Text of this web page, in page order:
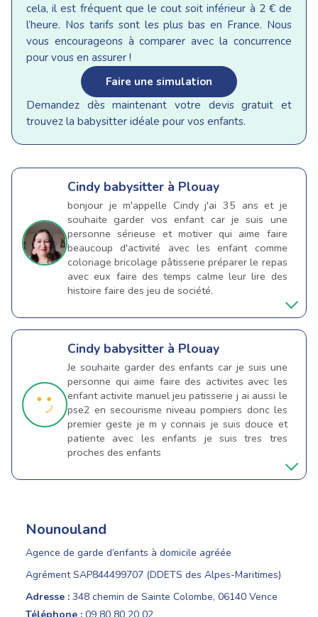
cela, il est fréquent que le cout soit inférieur à 2 € de
l’heure. Nos tarifs sont les plus bas en France. Nous
vous encourageons à comparer avec la concurrence
pour vous en assurer !
Faire une simulation
Demandez dès maintenant votre devis gratuit et
trouvez la babysitter idéale pour vos enfants.
Cindy babysitter à Plouay
bonjour je m'appelle Cindy j'ai 35 ans et je
souhaite garder vos enfant car je suis une
personne sérieuse et motiver qui aime faire
beaucoup d'activité avec les enfant comme
coloriage bricolage pâtisserie préparer le repas
avec eux faire des temps calme leur lire des
histoire faire des jeu de société.
Cindy babysitter à Plouay
Je souhaite garder des enfants car je suis une
personne qui aime faire des activites avec les
enfant activite manuel jeu patisserie j ai aussi le
pse2 en secourisme niveau pompiers donc les
premier geste je m y connais je suis douce et
patiente avec les enfants je suis tres tres
proches des enfants
Nounouland
Agence de garde d’enfants à domicile agréée
Agrément SAP844499707 (DDETS des Alpes-Maritimes)
Adresse : 348 chemin de Sainte Colombe, 06140 Vence